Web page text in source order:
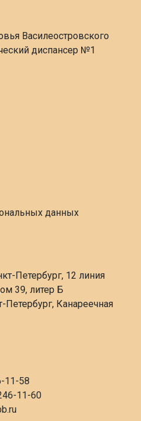
Василеостровского
диспансер №1
данных
Петербург, 12 линия
39, литер Б
Петербург, Канареечная
11-58
11-60